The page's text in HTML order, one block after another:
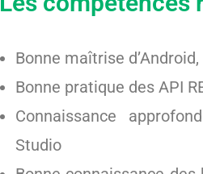
Bonne maîtrise
Bonne pratique des API
Connaissance
Studio